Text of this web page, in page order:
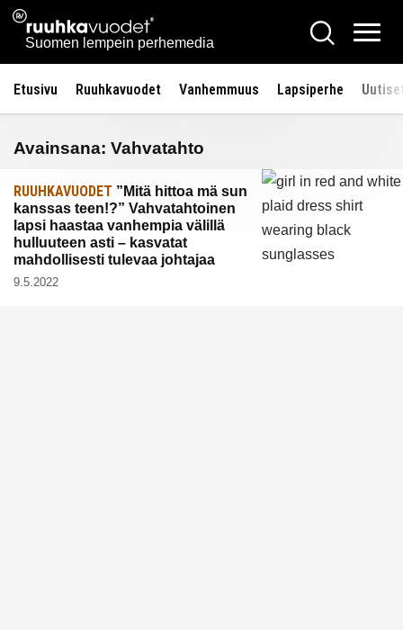
Siirry
sisältöön
Ruuhkavuodet.fi
Suomen lempein perhemedia
Hae
Etusivu Ruuhkavuodet Vanhemmuus Lapsiperhe
Avainsana: Vahvatahto
RUUHKAVUODET ”Mitä hittoa mä sun
kanssas teen!?” Vahvatahtoinen
lapsi haastaa vanhempia välillä
hulluuteen asti – kasvatat
mahdollisesti tulevaa johtajaa
9.5.2022